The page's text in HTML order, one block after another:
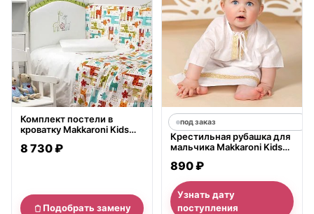
Комплект постели в
кроватку Makkaroni Kids
предметов
8 730 ₽
Подобрать замену
под заказ
Крестильная рубашка для
мальчика Makkaroni Kids
890 ₽
Узнать дату
поступления